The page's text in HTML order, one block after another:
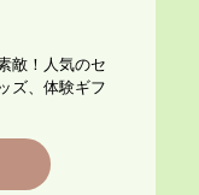
敵！人気のセ
ズ、体験ギフ